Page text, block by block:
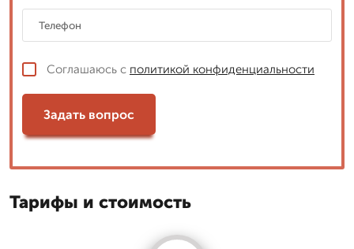
Соглашаюсь с политикой конфиденциальности
Задать вопрос
Тарифы и стоимость